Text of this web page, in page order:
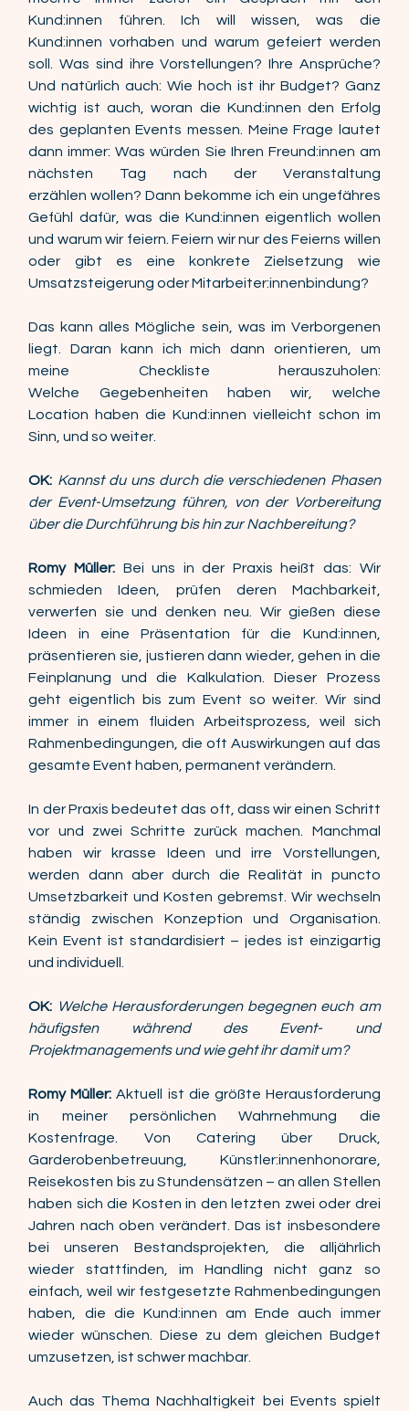
Kund:innen führen. Ich will wissen, was die
Kund:innen vorhaben und warum gefeiert werden
soll. Was sind ihre Vorstellungen? Ihre Ansprüche?
Und natürlich auch: Wie hoch ist ihr Budget? Ganz
wichtig ist auch, woran die Kund:innen den Erfolg
des geplanten Events messen. Meine Frage lautet
dann immer: Was würden Sie Ihren Freund:innen am
nächsten Tag nach der Veranstaltung
erzählen wollen? Dann bekomme ich ein ungefähres
Gefühl dafür, was die Kund:innen eigentlich wollen
und warum wir feiern. Feiern wir nur des Feierns willen
oder gibt es eine konkrete Zielsetzung wie
Umsatzsteigerung oder Mitarbeiter:innenbindung?
Das kann alles Mögliche sein, was im Verborgenen
liegt. Daran kann ich mich dann orientieren, um
meine Checkliste herauszuholen:
Welche Gegebenheiten haben wir, welche
Location haben die Kund:innen vielleicht schon im
Sinn, und so weiter.
OK: Kannst du uns durch die verschiedenen Phasen
der Event-Umsetzung führen, von der Vorbereitung
über die Durchführung bis hin zur Nachbereitung?
Romy Müller: Bei uns in der Praxis heißt das: Wir
schmieden Ideen, prüfen deren Machbarkeit,
verwerfen sie und denken neu. Wir gießen diese
Ideen in eine Präsentation für die Kund:innen,
präsentieren sie, justieren dann wieder, gehen in die
Feinplanung und die Kalkulation. Dieser Prozess
geht eigentlich bis zum Event so weiter. Wir sind
immer in einem fluiden Arbeitsprozess, weil sich
Rahmenbedingungen, die oft Auswirkungen auf das
gesamte Event haben, permanent verändern.
In der Praxis bedeutet das oft, dass wir einen Schritt
vor und zwei Schritte zurück machen. Manchmal
haben wir krasse Ideen und irre Vorstellungen,
werden dann aber durch die Realität in puncto
Umsetzbarkeit und Kosten gebremst. Wir wechseln
ständig zwischen Konzeption und Organisation.
Kein Event ist standardisiert – jedes ist einzigartig
und individuell.
OK: Welche Herausforderungen begegnen euch am
häufigsten während des Event- und
Projektmanagements und wie geht ihr damit um?
Romy Müller: Aktuell ist die größte Herausforderung
in meiner persönlichen Wahrnehmung die
Kostenfrage. Von Catering über Druck,
Garderobenbetreuung, Künstler:innenhonorare,
Reisekosten bis zu Stundensätzen – an allen Stellen
haben sich die Kosten in den letzten zwei oder drei
Jahren nach oben verändert. Das ist insbesondere
bei unseren Bestandsprojekten, die alljährlich
wieder stattfinden, im Handling nicht ganz so
einfach, weil wir festgesetzte Rahmenbedingungen
haben, die die Kund:innen am Ende auch immer
wieder wünschen. Diese zu dem gleichen Budget
umzusetzen, ist schwer machbar.
Auch das Thema Nachhaltigkeit bei Events spielt